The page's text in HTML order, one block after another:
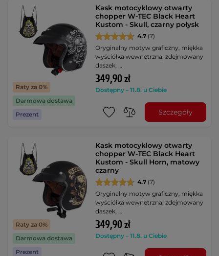
Raty za 0%
Darmowa dostawa
Prezent
Kask motocyklowy otwarty
chopper W-TEC Black Heart
Kustom - Skull, czarny połysk
4.7 (7)
Oryginalny motyw graficzny, miękka
wyściółka wewnętrzna, zdejmowany
daszek, …
349,90 zł
Dostępny – 11.8. u Ciebie
Szczegóły
Raty za 0%
Darmowa dostawa
Prezent
Kask motocyklowy otwarty
chopper W-TEC Black Heart
Kustom - Skull Horn, matowy
czarny
4.7 (7)
Oryginalny motyw graficzny, miękka
wyściółka wewnętrzna, zdejmowany
daszek, …
349,90 zł
Dostępny – 11.8. u Ciebie